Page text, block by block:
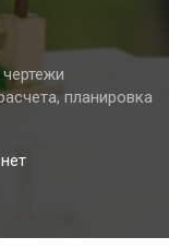
планировка
кнет